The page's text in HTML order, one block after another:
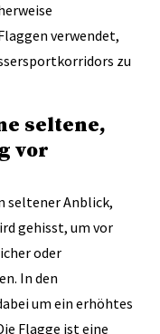
verwendet,
zu
seltene,
vor
seltener Anblick,
gehisst, um vor
oder
In den
um ein erhöhtes
Flagge ist eine